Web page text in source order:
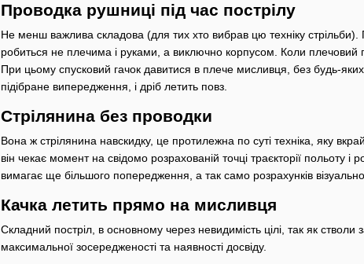
Проводка рушниці під час пострілу
Не менш важлива складова (для тих хто вибрав цю техніку
робиться не плечима і руками, а виключно корпусом. Коли
При цьому спусковий гачок давитися в плече мисливця, без будь-
підібране випередження, і дріб летить повз.
Стрілянина без проводки
Вона ж стрілянина навскидку, це протилежна по суті техніка, яку
він чекає момент на свідомо розрахованій точці траєкторії польоту
вимагає ще більшого попередження, а так само розрахунків
Качка летить прямо на мисливця
Складний постріл, в основному через невидимість цілі, так як
максимальної зосередженості та наявності досвіду.